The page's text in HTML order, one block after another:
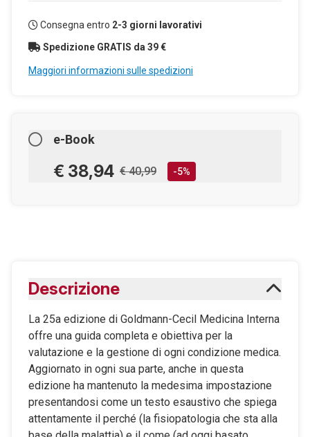
Consegna entro 2-3 giorni lavorativi
Spedizione GRATIS da 39 €
Maggiori informazioni sulle spedizioni
e-Book
€ 38,94 € 40,99 -5%
Maggiori informazioni sugli eBook
Descrizione
La 25a edizione di Goldmann-Cecil Medicina Interna
offre una guida completa e obiettiva per la
valutazione e la gestione di ogni condizione medica.
Aggiornato in ogni sua parte, anche in questa
edizione ha mantenuto la medesima impostazione
presentandosi come un testo esaustivo che spiega
attentamente il perché (la fisiopatologia che sta alla